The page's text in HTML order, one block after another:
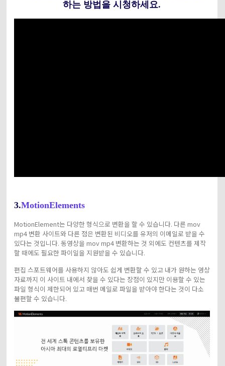
하는 방법을 시청하세요.
3.MotionElements
MotionElement는 다양한 형식으로 변환을 할 수 있습니다. 다른 mov
mp4 변환 사이트와 다른 점은 변환된 비디오를 유저의 이메일로 받을 수
있다는 것입니다. 동영상을 mov mp4 변환하는 것 외에도 컨텐츠를 제작
할 때에도 필요한 파이일을 지원받을 수 있습니다.
편집 스포트웨어를 사용하지 않아도 쉽게 변환할 수 있고 내가 원하는 영상
자료까지 이 사이트 내에서 찾을 수 있다는 장점이 있지만 이용할 수 있는
파일 형식이 제한되어 있고 매번 메일로 파일을 받아야 한다는 것이 다소
불편할 수 있습니다.